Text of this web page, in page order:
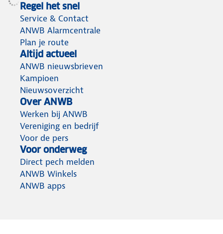
Regel het snel
Service & Contact
ANWB Alarmcentrale
Plan je route
Altijd actueel
ANWB nieuwsbrieven
Kampioen
Nieuwsoverzicht
Over ANWB
Werken bij ANWB
Vereniging en bedrijf
Voor de pers
Voor onderweg
Direct pech melden
ANWB Winkels
ANWB apps